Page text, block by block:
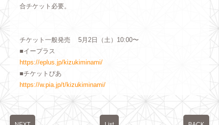
合チケット必要。
チケット一般発売 5月2日（土）10:00〜
■イープラス
https://eplus.jp/kizukiminami/
■チケットぴあ
https://w.pia.jp/t/kizukiminami/